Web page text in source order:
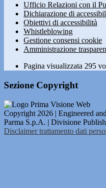
Ufficio Relazioni con il
Dichiarazione di
Obiettivi di accessibilità
Whistleblowing
Gestione consensi cookie
Amministrazione
Pagina visualizzata 295
Sezione Copyright
Copyright 2026 | Engineered
Parma S.p.A. | Divisione
Disclaimer trattamento dati